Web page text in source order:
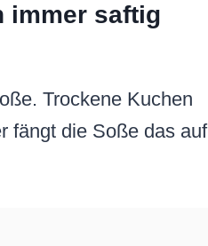
immer saftig
Trockene Kuchen
fängt die Soße das auf